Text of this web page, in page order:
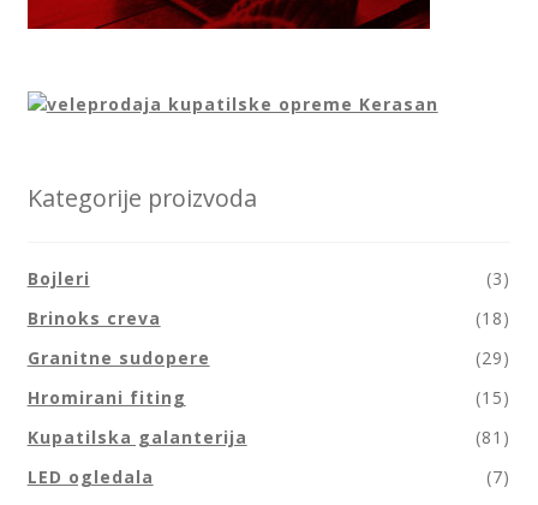
Kategorije proizvoda
Bojleri
(3)
Brinoks creva
(18)
Granitne sudopere
(29)
Hromirani fiting
(15)
Kupatilska galanterija
(81)
LED ogledala
(7)